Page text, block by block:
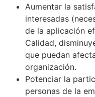
Aumentar la
interesadas
de la aplicación
Calidad,
que puedan
organización.
Potenciar la
personas de la